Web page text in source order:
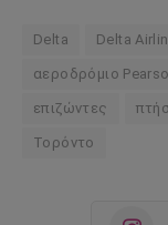
Delta Delta
αεροδρόμιο
επιζώντες
Τορόντο